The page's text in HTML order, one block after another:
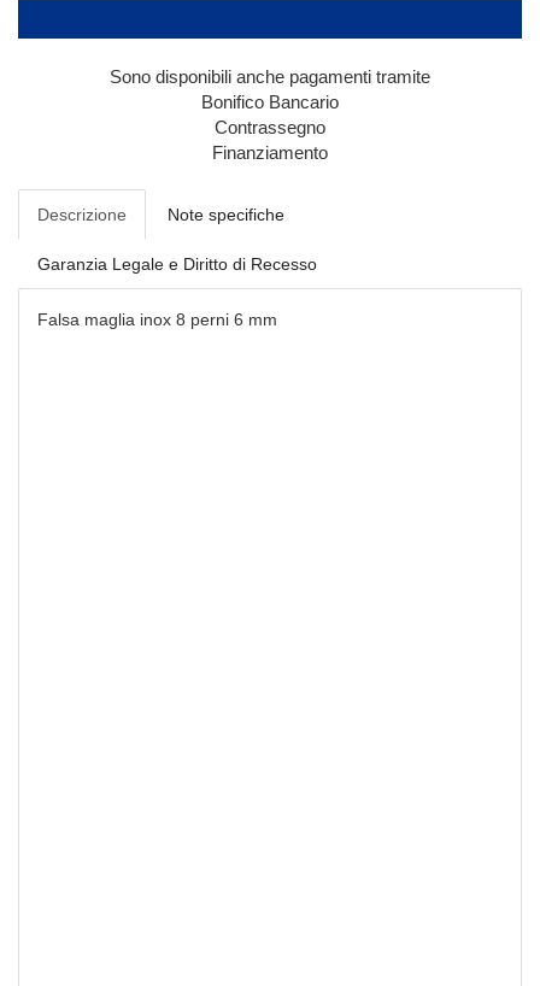
Sono disponibili anche pagamenti tramite
Bonifico Bancario
Contrassegno
Finanziamento
Descrizione Note specifiche
Garanzia Legale e Diritto di Recesso
Falsa maglia inox 8 perni 6 mm